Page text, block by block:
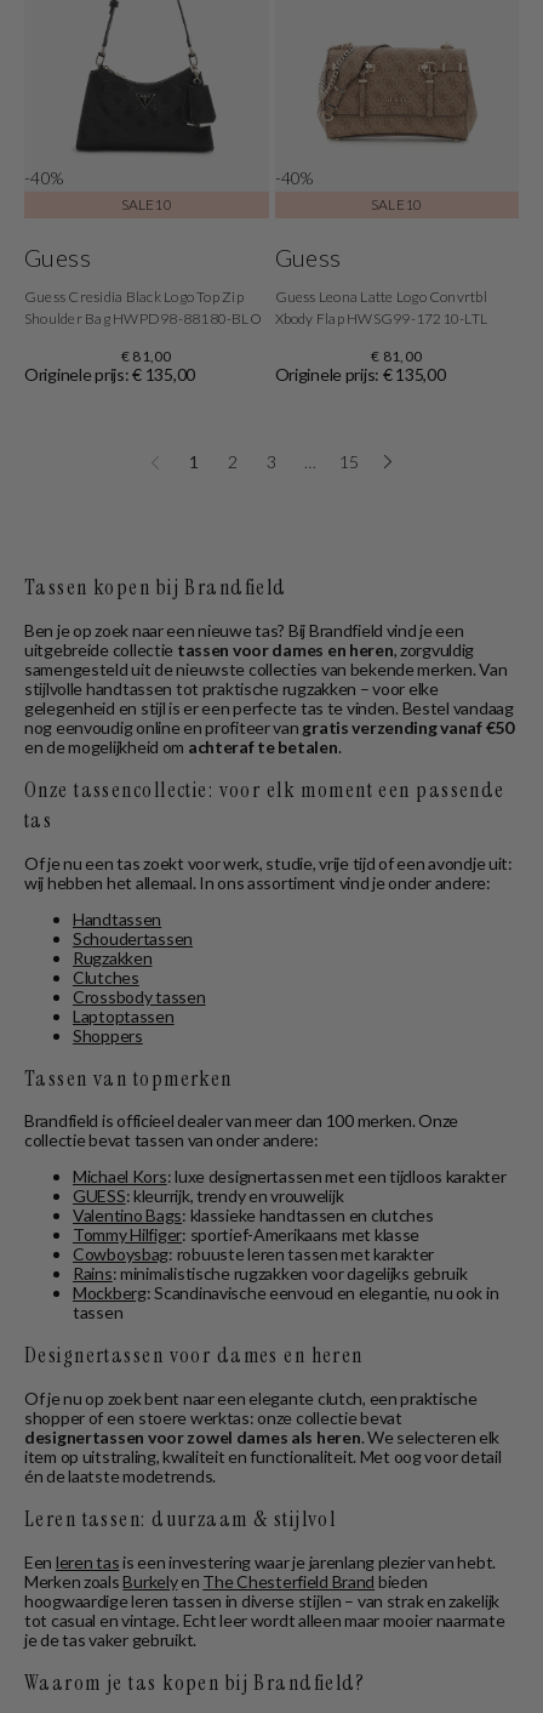
-40%
SALE10
Guess
Guess Cresidia Black Logo Top Zip
Shoulder Bag HWPD98-88180-BLO
€ 81,00
Originele prijs: € 135,00
-40%
SALE10
Guess
Guess Leona Latte Logo Convrtbl
Xbody Flap HWSG99-17210-LTL
€ 81,00
Originele prijs: € 135,00
1 2 3 15
Tassen kopen bij Brandfield
Ben je op zoek naar een nieuwe tas? Bij Brandfield vind je een
uitgebreide collectie tassen voor dames en heren, zorgvuldig
samengesteld uit de nieuwste collecties van bekende merken. Van
stijlvolle handtassen tot praktische rugzakken – voor elke
gelegenheid en stijl is er een perfecte tas te vinden. Bestel vandaag
nog eenvoudig online en profiteer van gratis verzending vanaf €50
en de mogelijkheid om achteraf te betalen.
Onze tassencollectie: voor elk moment een passende
tas
Of je nu een tas zoekt voor werk, studie, vrije tijd of een avondje uit:
wij hebben het allemaal. In ons assortiment vind je onder andere:
Handtassen
Schoudertassen
Rugzakken
Clutches
Crossbody tassen
Laptoptassen
Shoppers
Tassen van topmerken
Brandfield is officieel dealer van meer dan 100 merken. Onze
collectie bevat tassen van onder andere:
Michael Kors: luxe designertassen met een tijdloos karakter
GUESS: kleurrijk, trendy en vrouwelijk
Valentino Bags: klassieke handtassen en clutches
Tommy Hilfiger: sportief-Amerikaans met klasse
Cowboysbag: robuuste leren tassen met karakter
Rains: minimalistische rugzakken voor dagelijks gebruik
Mockberg: Scandinavische eenvoud en elegantie, nu ook in
tassen
Designertassen voor dames en heren
Of je nu op zoek bent naar een elegante clutch, een praktische
shopper of een stoere werktas: onze collectie bevat
designertassen voor zowel dames als heren. We selecteren elk
item op uitstraling, kwaliteit en functionaliteit. Met oog voor detail
én de laatste modetrends.
Leren tassen: duurzaam & stijlvol
Een leren tasis een investering waar je jarenlang plezier van hebt.
Merken zoalsBurkelyen The Chesterfield Brand bieden
hoogwaardige leren tassen in diverse stijlen – van strak en zakelijk
tot casual en vintage. Echt leer wordt alleen maar mooier naarmate
je de tas vaker gebruikt.
Waarom je tas kopen bij Brandfield?